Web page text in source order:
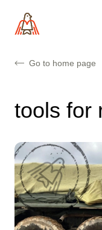
Go to home page
tools for